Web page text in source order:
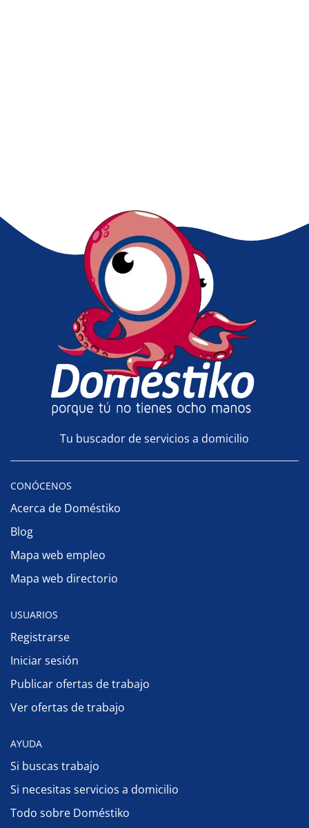
Tu buscador de servicios a domicilio
CONÓCENOS
Acerca de Doméstiko
Blog
Mapa web empleo
Mapa web directorio
USUARIOS
Registrarse
Iniciar sesión
Publicar ofertas de trabajo
Ver ofertas de trabajo
AYUDA
Si buscas trabajo
Si necesitas servicios a domicilio
Todo sobre Doméstiko